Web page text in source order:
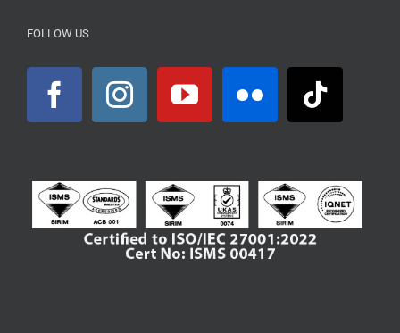
FOLLOW US